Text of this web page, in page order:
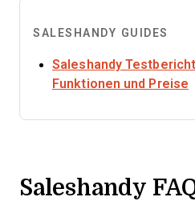
SALESHANDY GUIDES
Saleshandy
Funktionen und Preise
Saleshandy